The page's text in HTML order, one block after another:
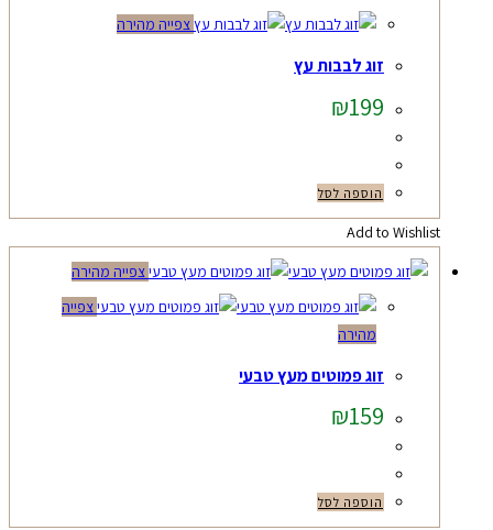
צפייה מהירה
זוג לבבות עץ
₪199
הוספה לסל
Add to Wishlist
צפייה מהירה
צפייה
מהירה
זוג פמוטים מעץ טבעי
₪159
הוספה לסל